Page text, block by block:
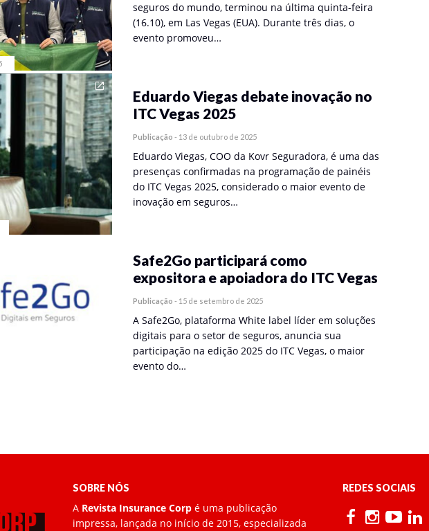
seguros do mundo, terminou na última quinta-feira
(16.10), em Las Vegas (EUA). Durante três dias, o
evento promoveu…
Eduardo Viegas debate inovação no
ITC Vegas 2025
Publicação - 13 de outubro de 2025
Eduardo Viegas, COO da Kovr Seguradora, é uma das
presenças confirmadas na programação de painéis
do ITC Vegas 2025, considerado o maior evento de
inovação em seguros…
Safe2Go participará como
expositora e apoiadora do ITC Vegas
Publicação - 15 de setembro de 2025
A Safe2Go, plataforma White label líder em soluções
digitais para o setor de seguros, anuncia sua
participação na edição 2025 do ITC Vegas, o maior
evento do…
SOBRE NÓS
A Revista Insurance Corpé uma publicação
impressa, lançada no início de 2015, especializada
REDES SOCIAIS